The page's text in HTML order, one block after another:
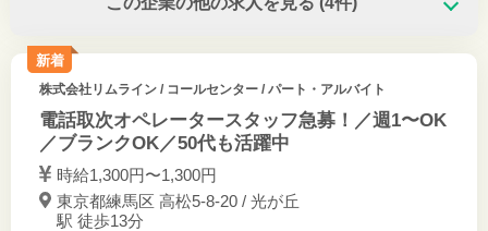
新着
株式会社リムライン/ コールセンター / パート・アルバイト
電話取次オペレータースタッフ急募！／週1〜OK
／ブランクOK／50代も活躍中
時給1,300円〜1,300円
東京都練馬区 高松5-8-20 / 光が丘
駅 徒歩13分